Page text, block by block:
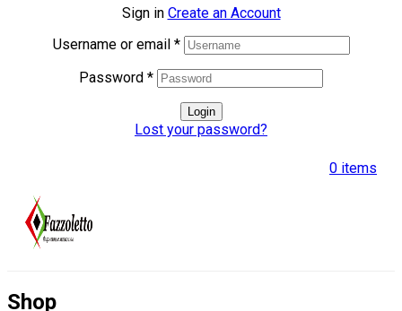
Sign in Create an Account
Username or email *
Password *
Login
Lost your password?
0 items
Shop